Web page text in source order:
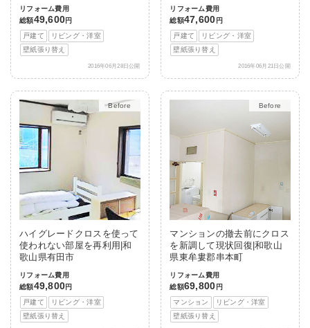
リフォーム費用
総額49,600円
戸建て
リビング・洋室
壁紙張り替え
2016年06月28日公開
リフォーム費用
総額47,600 円
戸建て
リビング・洋室
壁紙張り替え
2016年06月21日公開
After
ハイグレードクロスを使って
使われない部屋を再利用|和
歌山県有田市
リフォーム費用
総額49,800円
戸建て
リビング・洋室
壁紙張り替え
After
マンションの撤去前にクロス
を新調して現状回復|和歌山
県東牟婁郡串本町
リフォーム費用
総額69,800 円
マンション
リビング・洋室
壁紙張り替え